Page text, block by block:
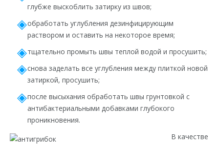
глубже выскоблить затирку из швов;
обработать углубления дезинфицирующим
раствором и оставить на некоторое время;
тщательно промыть швы теплой водой и просушить;
снова заделать все углубления между плиткой новой
затиркой, просушить;
после высыхания обработать швы грунтовкой с
антибактериальными добавками глубокого
проникновения.
В качестве